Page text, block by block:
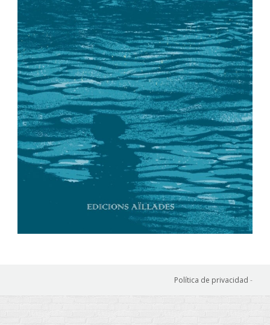
Política de privacidad -